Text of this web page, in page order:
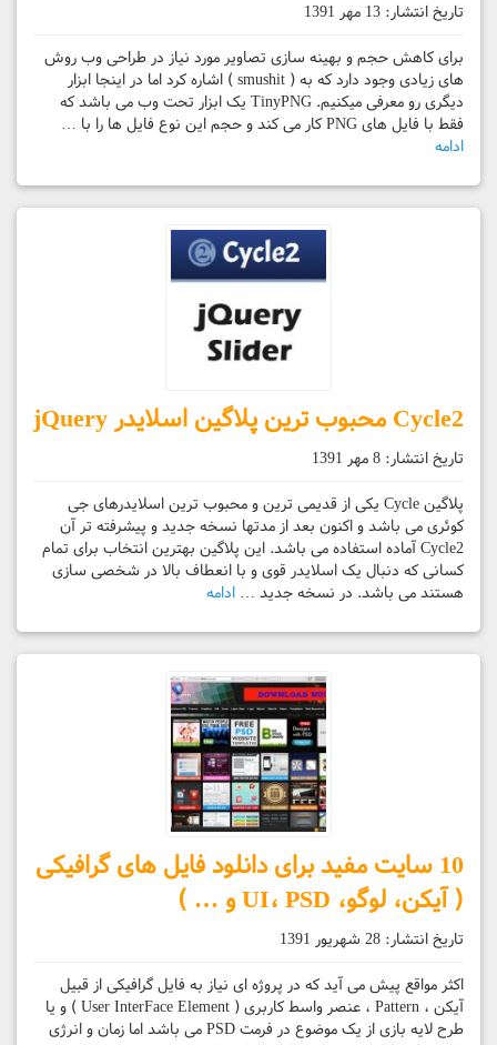
تاریخ انتشار: 13 مهر 1391
برای کاهش حجم و بهینه سازی تصاویر مورد نیاز در طراحی وب روش
های زیادی وجود دارد که به ( smushit ) اشاره کرد اما در اینجا ابزار
دیگری رو معرفی میکنیم. TinyPNG یک ابزار تحت وب می باشد که
فقط با فایل های PNG کار می کند و حجم این نوع فایل ها را با …
ادامه
Cycle2 محبوب ترین پلاگین اسلایدر jQuery
تاریخ انتشار: 8 مهر 1391
پلاگین Cycle یکی از قدیمی ترین و محبوب ترین اسلایدرهای جی
کوئری می باشد و اکنون بعد از مدتها نسخه جدید و پیشرفته تر آن
Cycle2 آماده استفاده می باشد. این پلاگین بهترین انتخاب برای تمام
کسانی که دنبال یک اسلایدر قوی و با انعطاف بالا در شخصی سازی
هستند می باشد. در نسخه جدید … ادامه
10 سایت مفید برای دانلود فایل های گرافیکی
( آیکن، لوگو، UI، PSD و … )
تاریخ انتشار: 28 شهریور 1391
اکثر مواقع پیش می آید که در پروژه ای نیاز به فایل گرافیکی از قبیل
آیکن ، Pattern ، عنصر واسط کاربری ( User InterFace Element ) و یا
طرح لایه بازی از یک موضوع در فرمت PSD می باشد اما زمان و انرژی